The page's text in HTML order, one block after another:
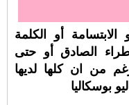
أو الكلمة
الصادق أو حتى
من ان كلها لديها
بوسكاليا